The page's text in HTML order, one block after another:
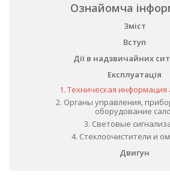
Ознайомча
Зміст
Вступ
Дії в надзвичайних
Експлуатація
1. Техническая информация
2. Органы управления,
оборудование
3. Световые
4. Стеклоочистители и
Двигун